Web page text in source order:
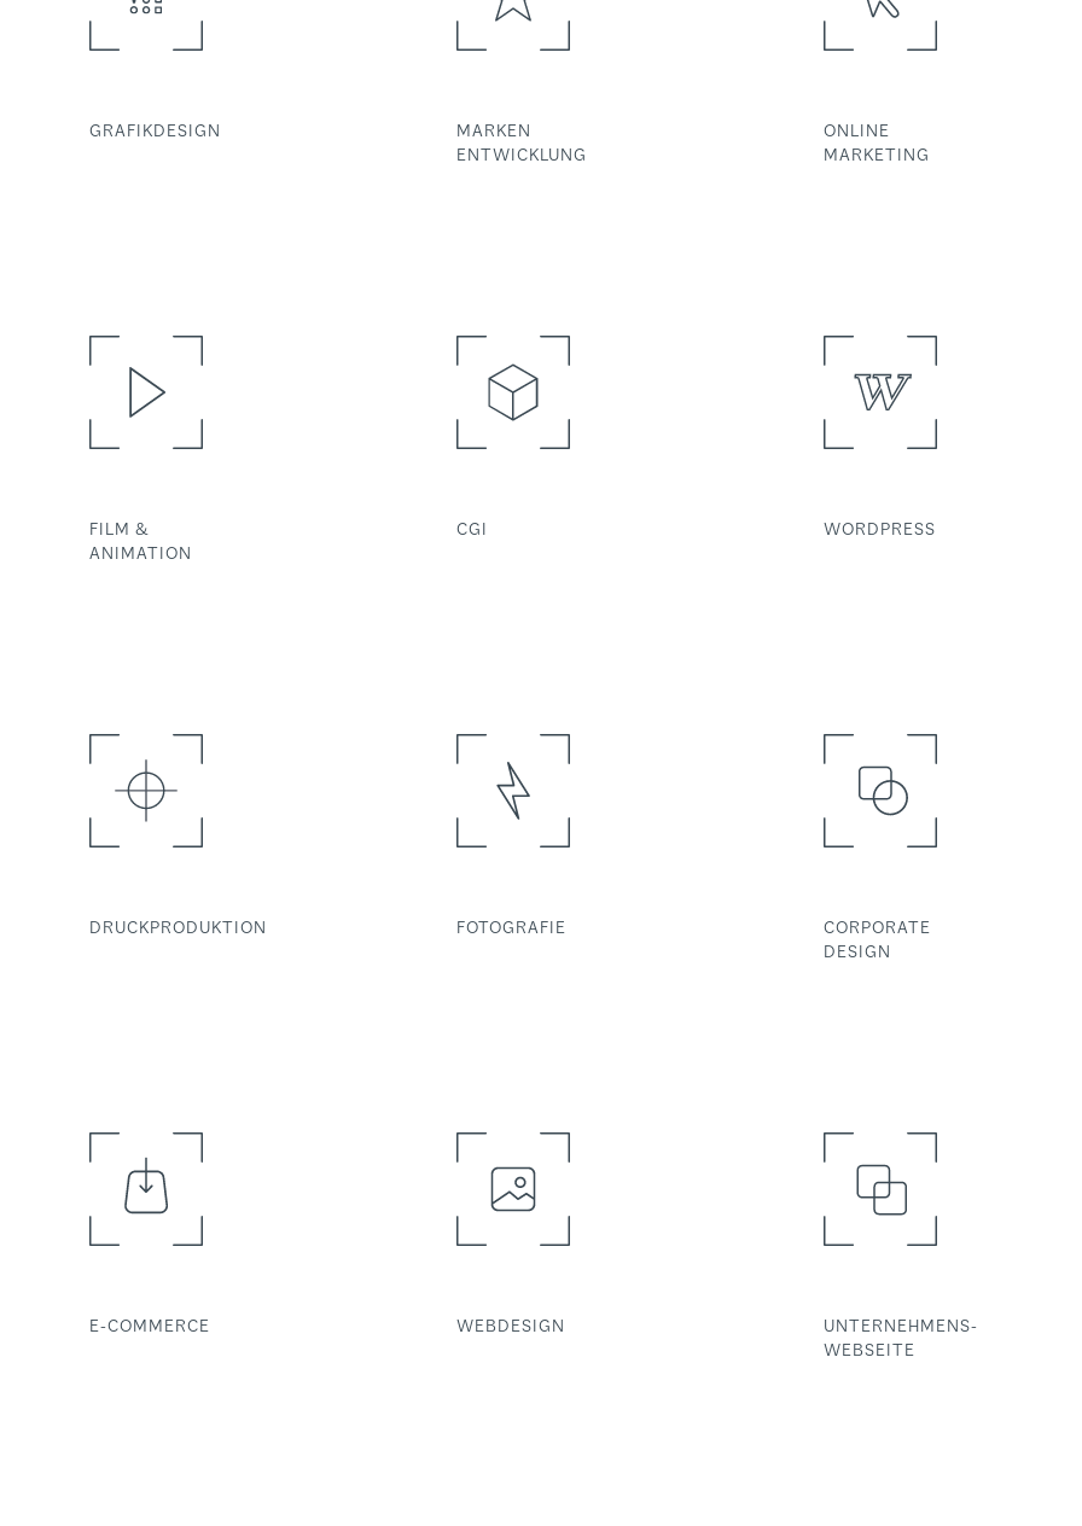
GRAFIKDESIGN
MARKEN
ENTWICKLUNG
ONLINE
MARKETING
FILM &
ANIMATION
CGI WORDPRESS
DRUCKPRODUKTION FOTOGRAFIE
CORPORATE
DESIGN
E-COMMERCE WEBDESIGN
UNTERNEHMENS-
WEBSEITE